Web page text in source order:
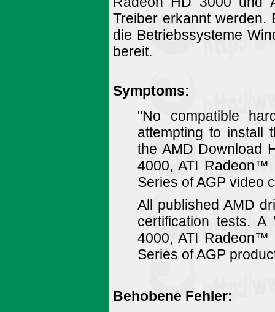
Treiber erkannt werden.
die Betriebssysteme
bereit.
Symptoms:
"No compatible
attempting to install
the AMD Download
4000, ATI
Series of AGP video
All published AMD
certification tests.
4000, ATI
Series of AGP
Behobene Fehler: